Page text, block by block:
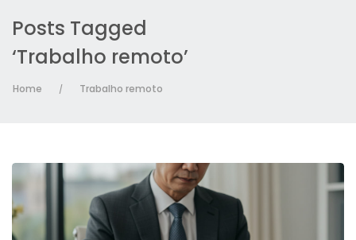
Posts Tagged
‘Trabalho remoto’
Home / Trabalho remoto